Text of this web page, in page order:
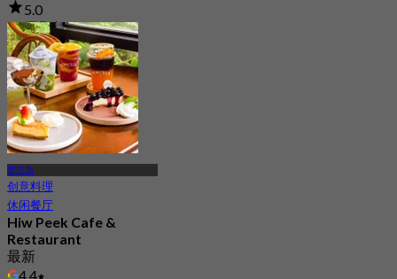
5.0
77 已预订
起฿ 625
普吉岛
创意料理
休闲餐厅
Hiw Peek Cafe &
Restaurant
最新
4.4